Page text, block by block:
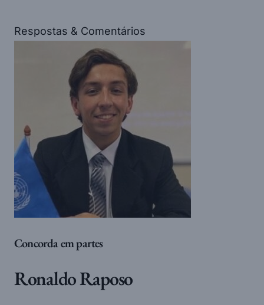
Respostas & Comentários
Concorda em partes
Ronaldo Raposo